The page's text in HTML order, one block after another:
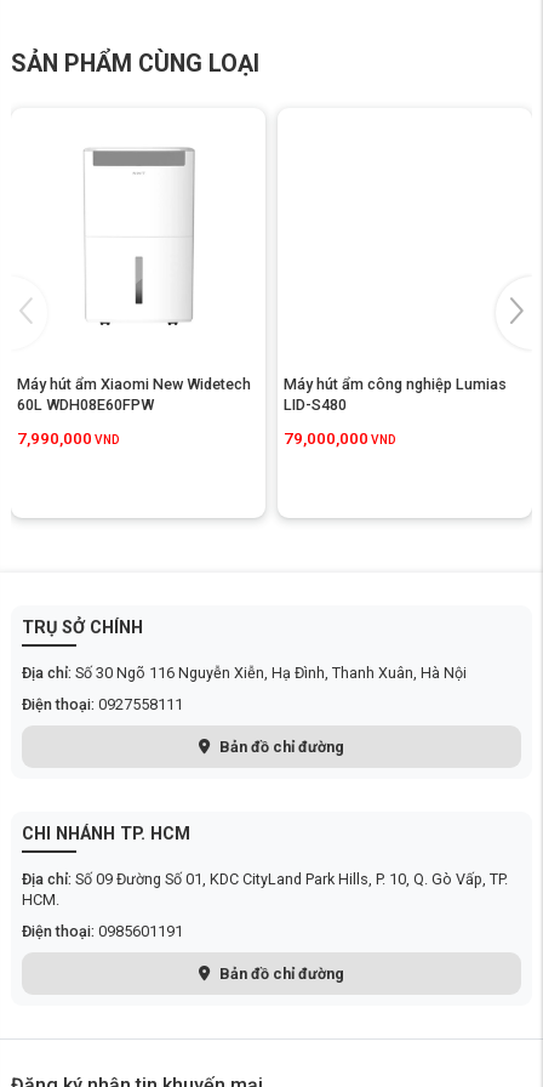
Không chỉ mạnh mẽ về công suất, máy hút ẩm Lumias LID-S250
mang đến sự chủ động kiểm soát độ ẩm nhờ hệ thống 3 chế độ hoạt
CO Mode:
Cho phép máy chạy liên tục với công suất tối đa, giúp
khoảng 50% RH.
SẢN PHẨM CÙNG LOẠI
Máy hút ẩm Xiaomi New Widetech
60L WDH08E60FPW
7,990,000 VND
Máy hút ẩm công nghiệp Lumias
LID-S480
79,000,000 VND
TRỤ SỞ CHÍNH
Địa chỉ: Số 30 Ngõ 116 Nguyễn Xiễn, Hạ Đình, Thanh Xuân, Hà Nội
Điện thoại: 0927558111
Bản đồ chỉ đường
CHI NHÁNH TP. HCM
Địa chỉ: Số 09 Đường Số 01, KDC CityLand Park Hills, P. 10, Q. Gò Vấp, TP.
HCM.
Điện thoại: 0985601191
Bản đồ chỉ đường